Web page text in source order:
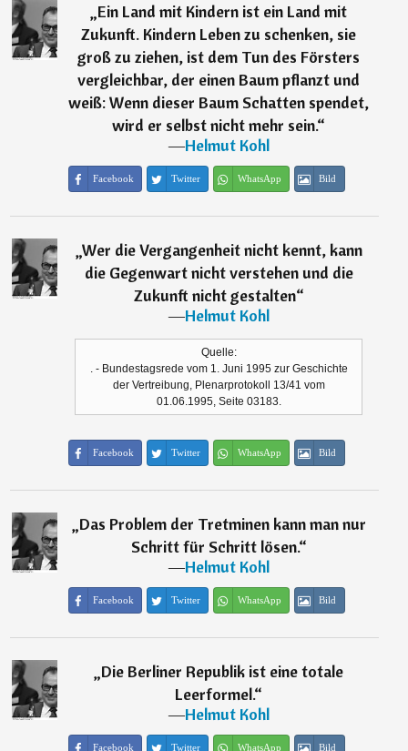
„Ein Land mit Kindern ist ein Land mit
Zukunft. Kindern Leben zu schenken, sie
groß zu ziehen, ist dem Tun des Försters
vergleichbar, der einen Baum pflanzt und
weiß: Wenn dieser Baum Schatten spendet,
wird er selbst nicht mehr sein.“
―Helmut Kohl
Facebook Twitter WhatsApp Bild
„Wer die Vergangenheit nicht kennt, kann
die Gegenwart nicht verstehen und die
Zukunft nicht gestalten“
―Helmut Kohl
Quelle:
. - Bundestagsrede vom 1. Juni 1995 zur Geschichte
der Vertreibung, Plenarprotokoll 13/41 vom
01.06.1995, Seite 03183.
Facebook Twitter WhatsApp Bild
„Das Problem der Tretminen kann man nur
Schritt für Schritt lösen.“
―Helmut Kohl
Facebook Twitter WhatsApp Bild
„Die Berliner Republik ist eine totale
Leerformel.“
―Helmut Kohl
Facebook Twitter WhatsApp Bild